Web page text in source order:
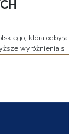
która odbyła
wyróżnienia s